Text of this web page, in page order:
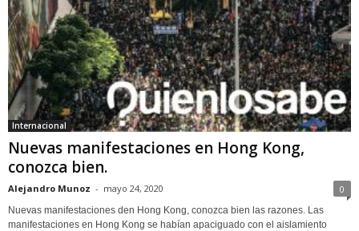
Internacional
Nuevas manifestaciones en Hong Kong,
conozca bien.
Alejandro Munoz - mayo 24, 2020 0
Nuevas manifestaciones den Hong Kong, conozca bien las razones. Las
manifestaciones en Hong Kong se habían apaciguado con el aislamiento